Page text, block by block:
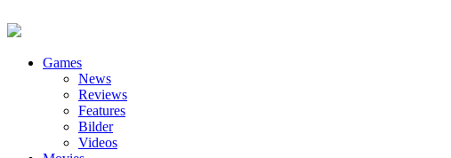
Games
News
Reviews
Features
Bilder
Videos